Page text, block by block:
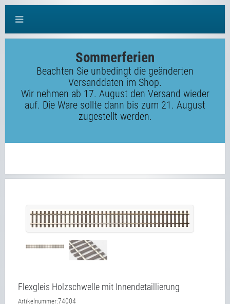
Sommerferien
Beachten Sie unbedingt die geänderten
Versanddaten im Shop.
Wir nehmen ab 17. August den Versand wieder
auf. Die Ware sollte dann bis zum 21. August
zugestellt werden.
Flexgleis Holzschwelle mit Innendetaillierung
Artikelnummer:74004